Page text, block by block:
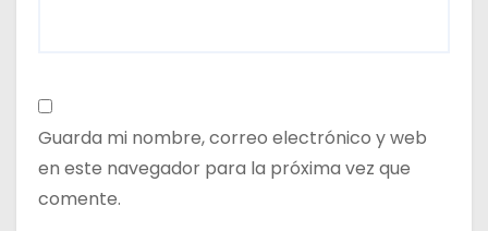
Guarda mi nombre, correo electrónico y web
en este navegador para la próxima vez que
comente.